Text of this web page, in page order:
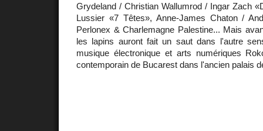
Grydeland / Christian Wallumrod / Ingar Zach
Lussier «7 Têtes», Anne-James Chaton /
Perlonex & Charlemagne Palestine... Mais
les lapins auront fait un saut dans l'autre
musique électronique et arts numériques
contemporain de Bucarest dans l'ancien palais